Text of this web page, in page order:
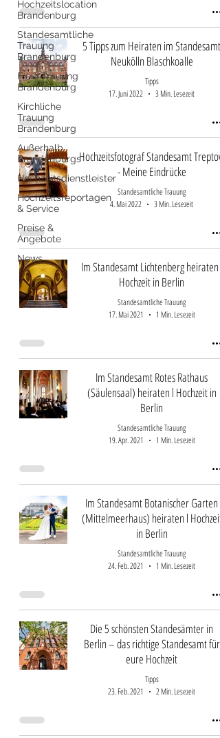
Hochzeitslocation
Brandenburg
Standesamtliche
Trauung
Brandenburg
Freie Trauung
Brandenburg
Kirchliche
Trauung
Brandenburg
Außerhalb
Brandenburgs
Hochzeitsdienstleister
Hochzeitsreportagen
& Service
Preise &
Angebote
News
5 Tipps zum Heiraten im Standesamt
Neukölln Blaschkoalle
Tipps
17. Juni 2022
3 Min. Lesezeit
Hochzeitsfotograf Standesamt Treptow
- Meine Eindrücke
Standesamtliche Trauung
4. Mai 2022
3 Min. Lesezeit
Im Standesamt Lichtenberg heiraten l
Hochzeit in Berlin
Standesamtliche Trauung
17. Mai 2021
1 Min. Lesezeit
Im Standesamt Rotes Rathaus
(Säulensaal) heiraten l Hochzeit in
Berlin
Standesamtliche Trauung
19. Apr. 2021
1 Min. Lesezeit
Im Standesamt Botanischer Garten
(Mittelmeerhaus) heiraten l Hochzeit
in Berlin
Standesamtliche Trauung
24. Feb. 2021
1 Min. Lesezeit
Die 5 schönsten Standesämter in
Berlin – das richtige Standesamt für
eure Hochzeit
Tipps
23. Feb. 2021
2 Min. Lesezeit